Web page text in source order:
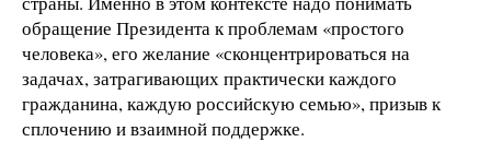
обращение Президента к проблемам «простого
человека», его желание «сконцентрироваться на
задачах, затрагивающих практически каждого
гражданина, каждую российскую семью», призыв к
сплочению и взаимной поддержке.